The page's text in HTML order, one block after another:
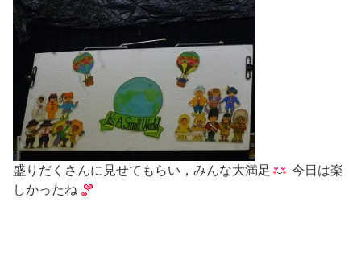
盛りだくさんに見せてもらい，みんな大満足
今日は楽
しかったね